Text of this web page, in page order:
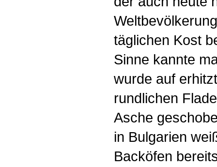
täglichen Kost
Sinne kannte
wurde auf
rundlichen
Asche
in Bulgarien
Backöfen